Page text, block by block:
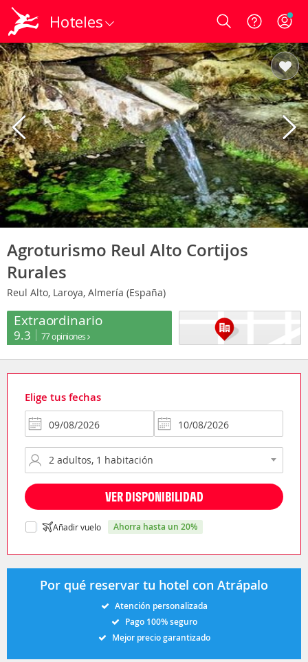
Hoteles Login
Agroturismo Reul Alto Cortijos
Rurales
Reul Alto, Laroya, Almería (España)
Extraordinario
9.3 77 opiniones
Elige tus fechas
VER DISPONIBILIDAD
Añadir vuelo ahorra hasta un 20%
Por qué reservar tu hotel con Atrápalo
Atención personalizada
Pago 100% seguro
Mejor precio garantizado